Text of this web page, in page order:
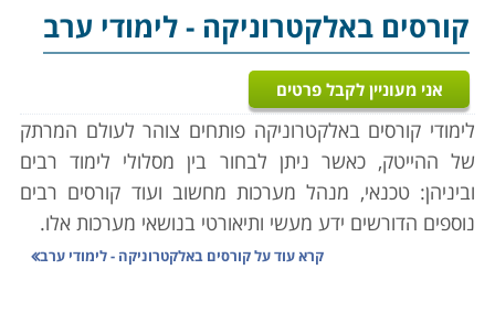
קורסים באלקטרוניקה - לימודי ערב
אני מעוניין לקבל פרטים
לימודי קורסים באלקטרוניקה פותחים צוהר לעולם המרתק
של ההייטק, כאשר ניתן לבחור בין מסלולי לימוד רבים
וביניהן: טכנאי, מנהל מערכות מחשוב ועוד קורסים רבים
נוספים הדורשים ידע מעשי ותיאורטי בנושאי מערכות אלו.
קרא עוד עלקורסים באלקטרוניקה - לימודי ערב